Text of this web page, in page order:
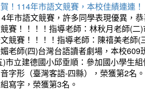
！114年市語文競賽，本校佳績連連！
年市語文競賽，許多同學表現優異，
賽！！！！指導老師：林秋月老師(
競賽！！！！指導老師：陳禧美老師
老師(四)台灣台語讀者劇場，本校
)市立建德國小邱垂順：參加國小學生
字形（臺灣客語-四縣），榮獲第2名
寫字，榮獲第3名。